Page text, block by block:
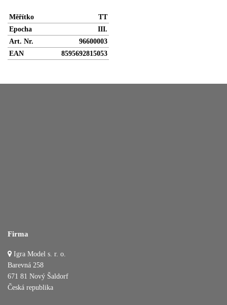
Měřítko
TT
Epocha
III.
Art. Nr.
96600003
EAN
8595692815053
Firma
Igra Model s. r. o.
Barevná 258
671 81 Nový Šaldorf
Česká republika